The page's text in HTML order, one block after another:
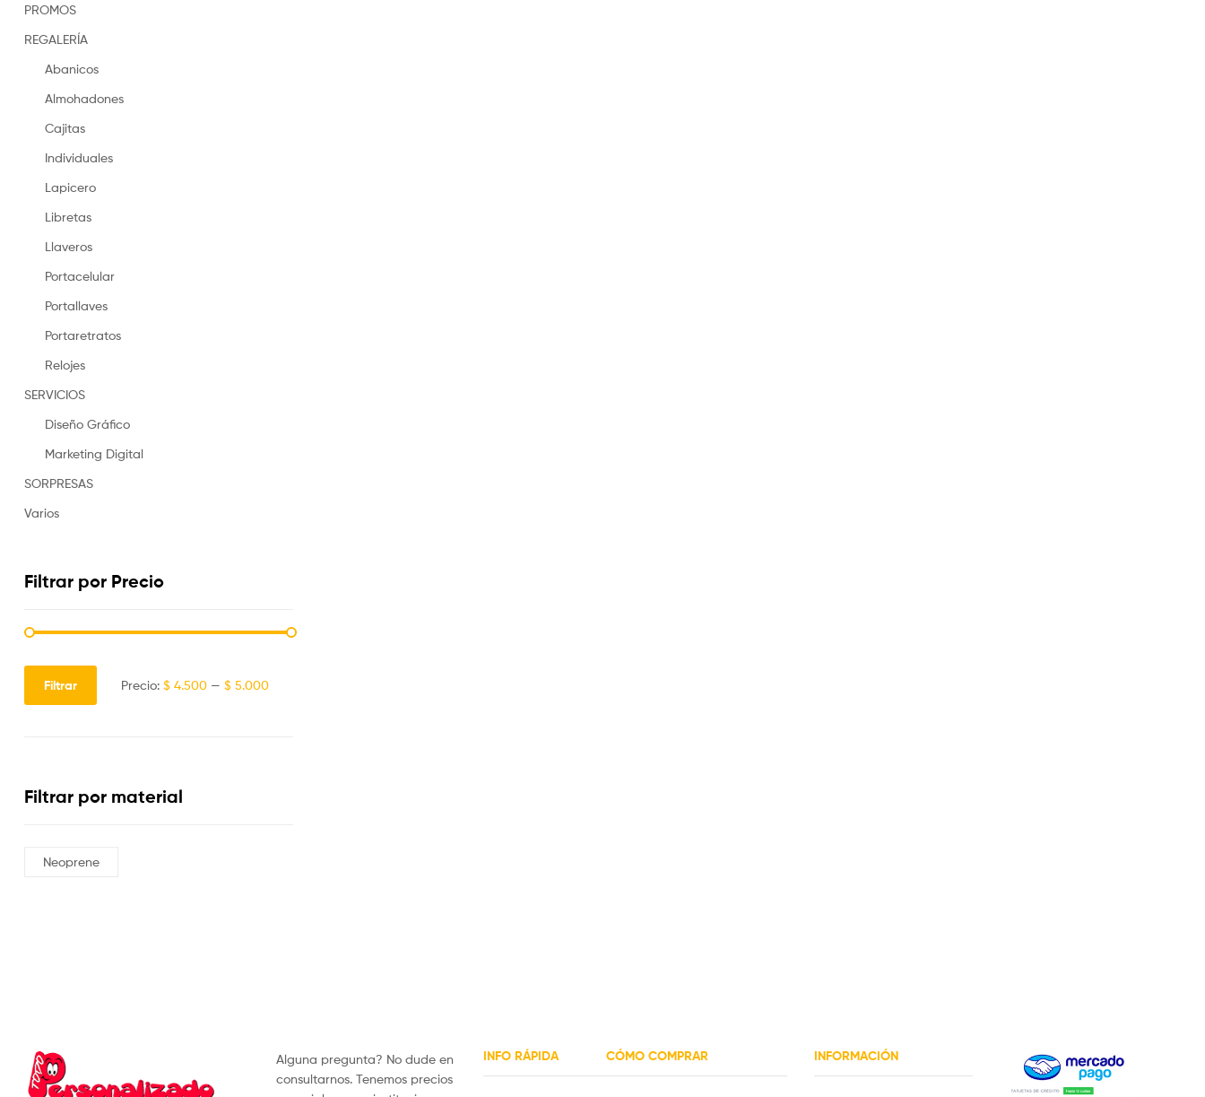
PROMOS
REGALERÍA
Abanicos
Almohadones
Cajitas
Individuales
Lapicero
Libretas
Llaveros
Portacelular
Portallaves
Portaretratos
Relojes
SERVICIOS
Diseño Gráfico
Marketing Digital
SORPRESAS
Varios
Filtrar por Precio
Filtrar Precio: $ 4.500— $ 5.000
Filtrar por material
Neoprene
Alguna pregunta? No dude en
consultarnos. Tenemos precios
INFO RÁPIDA CÓMO COMPRAR INFORMACIÓN